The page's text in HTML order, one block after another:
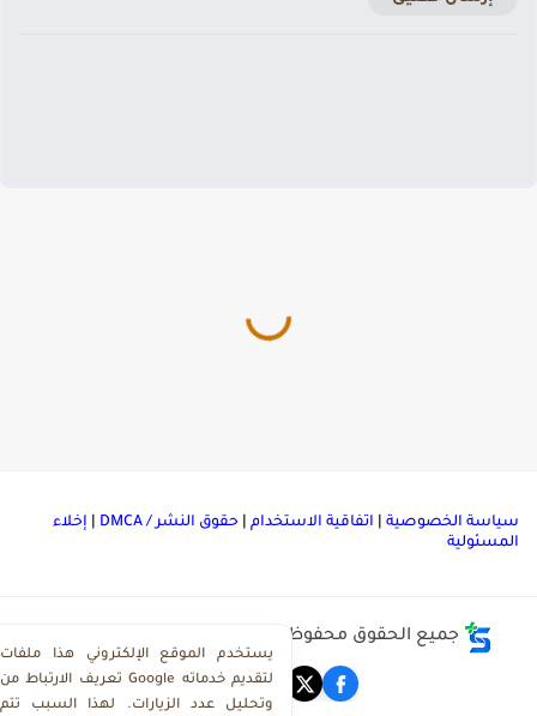
الخصوصية|اتفاقية الاستخدام|حقوق النشر / DMCA |إخلاء
جميع الحقوق محفوظة ©
يستخدم الموقع الإلكتروني هذا ملفات
تعريف الارتباط من Google لتقديم خدماته
وتحليل عدد الزيارات. لهذا السبب تتم